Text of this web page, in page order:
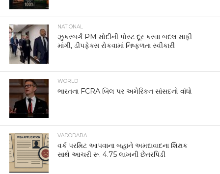
NATIONAL
ઝુકરબર્ગે PM મોદીની પોસ્ટ દૂર કરવા બદલ માફી
માંગી, ડીપફેક્સ રોકવામાં નિષ્ફળતા સ્વીકારી
WORLD
ભારતના FCRA બિલ પર અમેરિકન સાંસદનો વાંધો
VADODARA
વર્ક પરમિટ આપવાના બહાને અમદાવાદના શિક્ષક
સાથે આચરી રૂ. 4.75 લાખની છેતરપિંડી